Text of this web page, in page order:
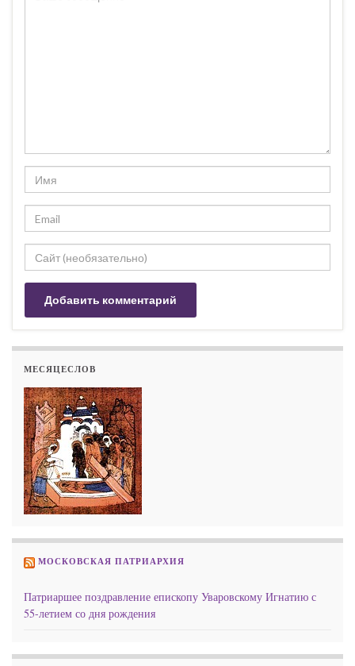
МЕСЯЦЕСЛОВ
МОСКОВСКАЯ ПАТРИАРХИЯ
Патриаршее поздравление епископу Уваровскому Игнатию с
55-летием со дня рождения